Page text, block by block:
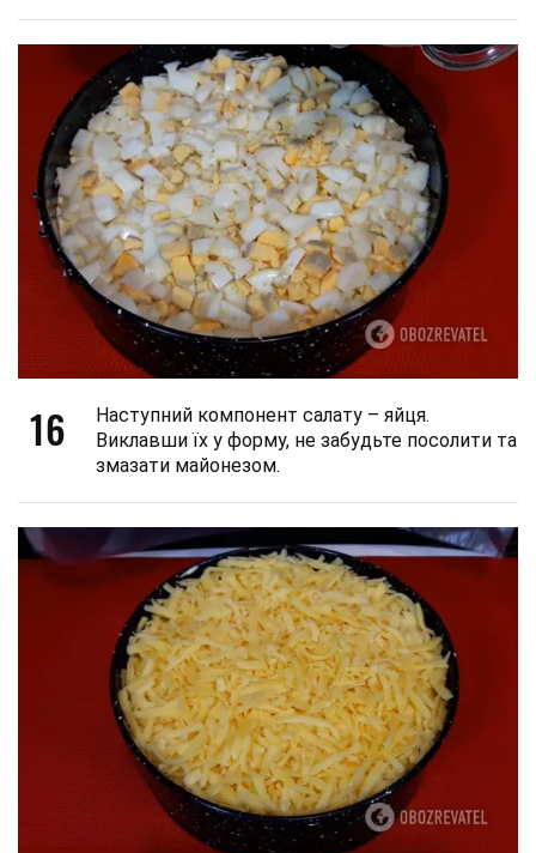
16
Наступний компонент салату – яйця.
Виклавши їх у форму, не забудьте посолити та
змазати майонезом.